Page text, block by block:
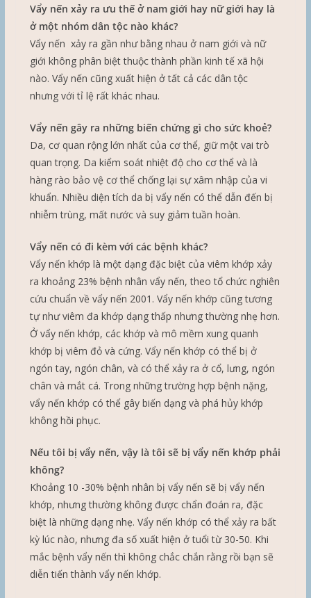
Vẩy nến xảy ra ưu thế ở nam giới hay nữ giới hay là
ở một nhóm dân tộc nào khác?
Vẩy nến xảy ra gần như bằng nhau ở nam giới và nữ
giới không phân biệt thuộc thành phần kinh tế xã hội
nào. Vẩy nến cũng xuất hiện ở tất cả các dân tộc
nhưng với tỉ lệ rất khác nhau.
Vẩy nến gây ra những biến chứng gì cho sức khoẻ?
Da, cơ quan rộng lớn nhất của cơ thể, giữ một vai trò
quan trọng. Da kiểm soát nhiệt độ cho cơ thể và là
hàng rào bảo vệ cơ thể chống lại sự xâm nhập của vi
khuẩn. Nhiều diện tích da bị vẩy nến có thể dẫn đến bị
nhiễm trùng, mất nước và suy giảm tuần hoàn.
Vẩy nến có đi kèm với các bệnh khác?
Vẩy nến khớp là một dạng đặc biệt của viêm khớp xảy
ra khoảng 23% bệnh nhân vẩy nến, theo tổ chức nghiên
cứu chuẩn về vẩy nến 2001. Vẩy nến khớp cũng tương
tự như viêm đa khớp dạng thấp nhưng thường nhẹ hơn.
Ở vẩy nến khớp, các khớp và mô mềm xung quanh
khớp bị viêm đỏ và cứng. Vẩy nến khớp có thể bị ở
ngón tay, ngón chân, và có thể xảy ra ở cổ, lưng, ngón
chân và mắt cá. Trong những trường hợp bệnh nặng,
vẩy nến khớp có thể gây biến dạng và phá hủy khớp
không hồi phục.
Nếu tôi bị vẩy nến, vậy là tôi sẽ bị vẩy nến khớp phải
không?
Khoảng 10 -30% bệnh nhân bị vẩy nến sẽ bị vẩy nến
khớp, nhưng thường không được chẩn đoán ra, đặc
biệt là những dạng nhẹ. Vẩy nến khớp có thể xảy ra bất
kỳ lúc nào, nhưng đa số xuất hiện ở tuổi từ 30-50. Khi
mắc bệnh vẩy nến thì không chắc chắn rằng rồi bạn sẽ
diễn tiến thành vẩy nến khớp.